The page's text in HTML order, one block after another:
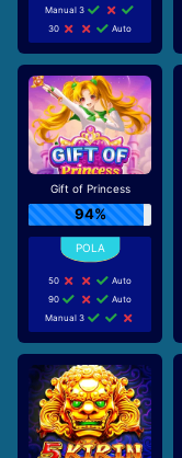
Manual 3
30
Auto
Gift of Princess
94%
50
Auto
90
Auto
Manual 3